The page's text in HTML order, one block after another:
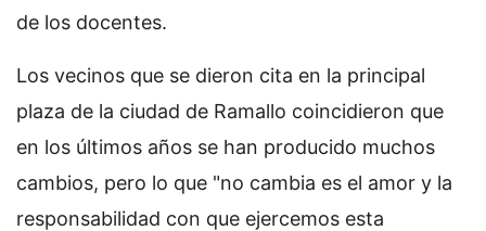
de los docentes.
Los vecinos que se dieron cita en la principal
plaza de la ciudad de Ramallo coincidieron que
en los últimos años se han producido muchos
cambios, pero lo que "no cambia es el amor y la
responsabilidad con que ejercemos esta